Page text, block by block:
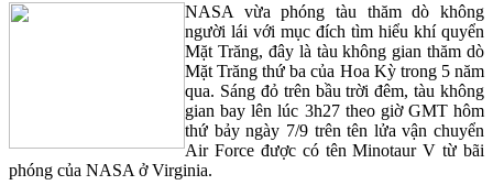
NASA vừa phóng tàu thăm dò không
người lái với mục đích tìm hiểu khí quyển
Mặt Trăng, đây là tàu không gian thăm dò
Mặt Trăng thứ ba của Hoa Kỳ trong 5 năm
qua. Sáng đỏ trên bầu trời đêm, tàu không
gian bay lên lúc 3h27 theo giờ GMT hôm
thứ bảy ngày 7/9 trên tên lửa vận chuyển
Air Force được có tên Minotaur V từ bãi
phóng của NASA ở Virginia.